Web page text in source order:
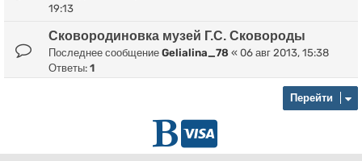
19:13
Сковородиновка музей Г.С. Сковороды
Последнее сообщение Gelialina_78 « 06 авг 2013, 15:38
Ответы: 1
Перейти
Г
D